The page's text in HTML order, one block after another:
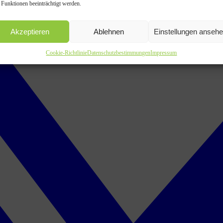
beeinträchtigt werden.
Akzeptieren Ablehnen Einstellungen
Cookie-RichtlinieDatenschutzbestimmungenImpressum